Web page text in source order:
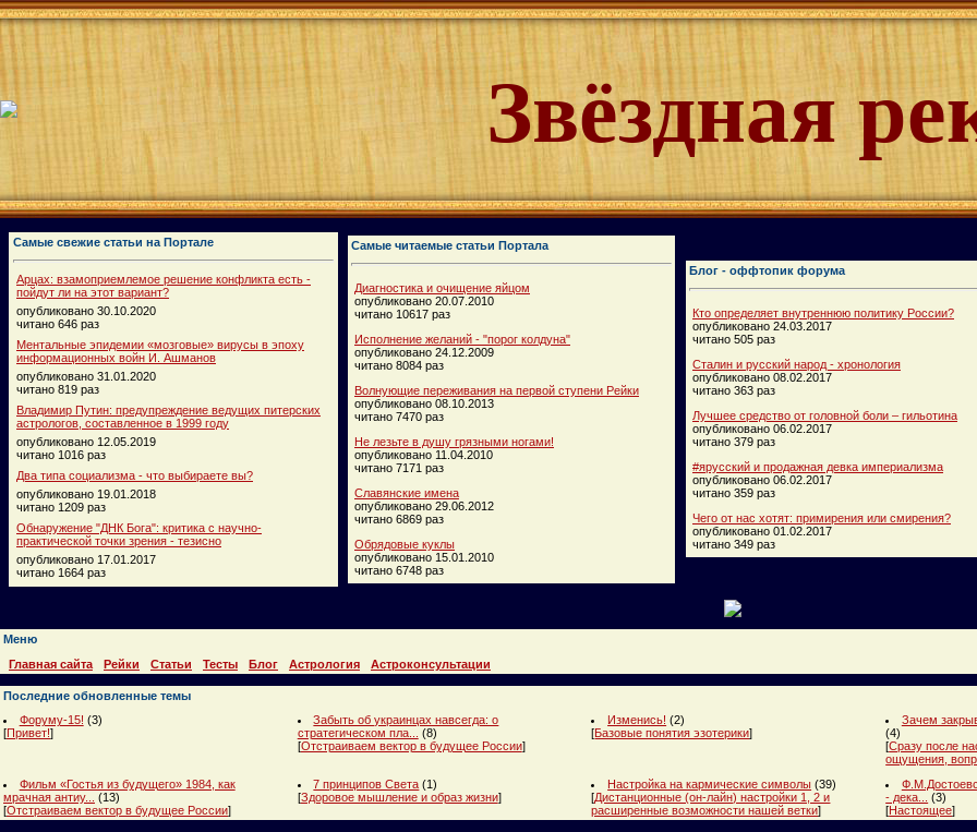
Звёздная
Самые свежие статьи на Портале
Арцах: взамоприемлемое решение конфликта есть -
пойдут ли на этот вариант?
опубликовано 30.10.2020
читано 646 раз
Ментальные эпидемии «мозговые» вирусы в эпоху
информационных войн И. Ашманов
опубликовано 31.01.2020
читано 819 раз
Владимир Путин: предупреждение ведущих питерских
астрологов, составленное в 1999 году
опубликовано 12.05.2019
читано 1016 раз
Два типа социализма - что выбираете вы?
опубликовано 19.01.2018
читано 1209 раз
Обнаружение "ДНК Бога": критика с научно-
практической точки зрения - тезисно
опубликовано 17.01.2017
читано 1664 раз
Самые читаемые статьи Портала
Диагностика и очищение яйцом
опубликовано 20.07.2010
читано 10617 раз
Исполнение желаний - "порог колдуна"
опубликовано 24.12.2009
читано 8084 раз
Волнующие переживания на первой ступени Рейки
опубликовано 08.10.2013
читано 7470 раз
Не лезьте в душу грязными ногами!
опубликовано 11.04.2010
читано 7171 раз
Славянские имена
опубликовано 29.06.2012
читано 6869 раз
Обрядовые куклы
опубликовано 15.01.2010
читано 6748 раз
Блог - оффтопик форума
Кто определяет внутреннюю политику России?
опубликовано 24.03.2017
читано 505 раз
Сталин и русский народ - хронология
опубликовано 08.02.2017
читано 363 раз
Лучшее средство от головной боли – гильотина
опубликовано 06.02.2017
читано 379 раз
#ярусский и продажная девка империализма
опубликовано 06.02.2017
читано 359 раз
Чего от нас хотят: примирения или смирения?
опубликовано 01.02.2017
читано 349 раз
Меню
Главная сайта
Рейки Статьи Тесты Блог Астрология Астроконсультации
Последние обновленные темы
Форуму-15! (3)
[Привет!]
Забыть об украинцах навсегда: о
стратегическом пла...
(8)
[Отстраиваем вектор в будущее России]
Изменись! (2)
[Базовые понятия эзотерики]
Зачем
(4)
[Сразу после
ощущения,
Фильм «Гостья из будущего» 1984, как
мрачная антиу...
(13)
[Отстраиваем вектор в будущее России]
7 принципов Света (1)
[Здоровое мышление и образ жизни]
Настройка на кармические символы (39)
[Дистанционные (он-лайн) настройки 1, 2 и
расширенные возможности нашей ветки]
- дека...
(3)
[Настоящее]